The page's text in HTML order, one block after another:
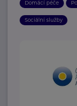
Domácí péče
Sociální služby